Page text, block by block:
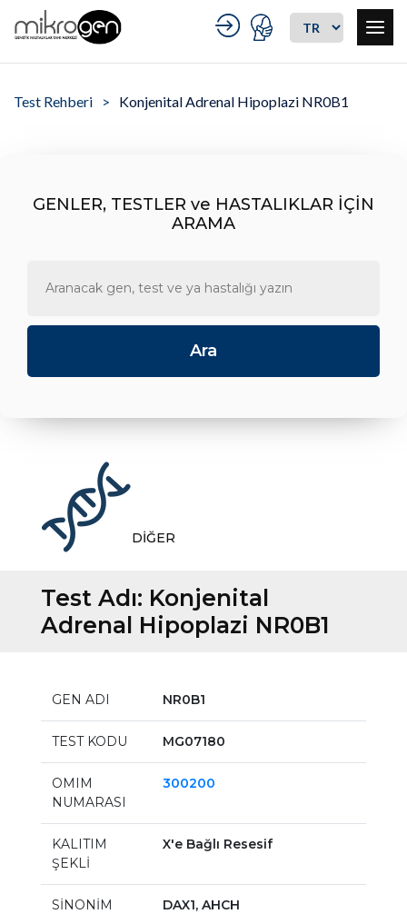
Test Rehberi Konjenital Adrenal Hipoplazi NR0B1
GENLER, TESTLER ve HASTALIKLAR İÇİN
ARAMA
DİĞER
Test Adı: Konjenital
Adrenal Hipoplazi NR0B1
GEN ADI NR0B1
TEST KODU MG07180
OMIM
NUMARASI
300200
KALITIM
ŞEKLİ
X'e Bağlı Resesif
SİNONİM DAX1, AHCH